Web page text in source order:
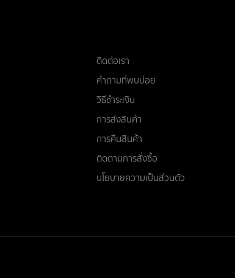
ติดต่อเรา
คำถามที่พบบ่อย
วิธีชำระเงิน
การส่งสินค้า
การคืนสินค้า
ติดตามการสั่งซื้อ
นโยบายความเป็นส่วนตัว